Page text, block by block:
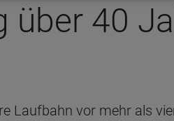
über 40
Laufbahn vor mehr als